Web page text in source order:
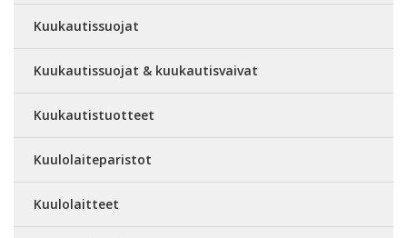
Kuukautissuojat
Kuukautissuojat & kuukautisvaivat
Kuukautistuotteet
Kuulolaiteparistot
Kuulolaitteet